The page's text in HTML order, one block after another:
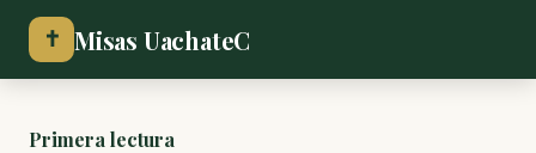
✝ Misas UachateC
Primera lectura